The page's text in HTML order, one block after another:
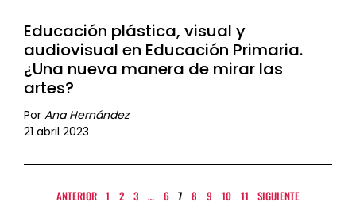
Educación plástica, visual y
audiovisual en Educación Primaria.
¿Una nueva manera de mirar las
artes?
Por Ana Hernández
21 abril 2023
ANTERIOR 1 2 3 … 6 7 8 9 10 11 SIGUIENTE